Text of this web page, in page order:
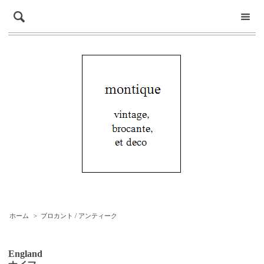
ホーム > ブロカント / アンティーク
England